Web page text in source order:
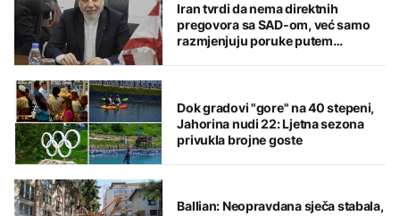
Iran tvrdi da nema direktnih
pregovora sa SAD-om, već samo
razmjenjuju poruke putem
Dok gradovi "gore" na 40 stepeni,
Jahorina nudi 22: Ljetna sezona
privukla brojne goste
Ballian: Neopravdana sječa stabala,